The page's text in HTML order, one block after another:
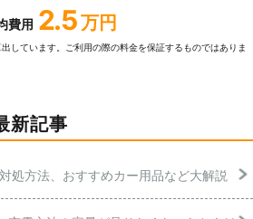
費用 2.5 万円
しています。ご利⽤の際の料⾦を保証するものではありま
新記事
処方法、おすすめカー用品など大解説